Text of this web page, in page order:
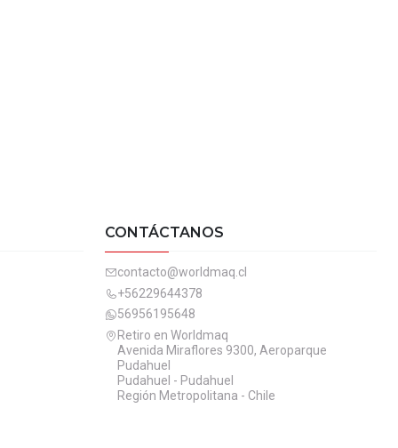
CONTÁCTANOS
contacto@worldmaq.cl
+56229644378
56956195648
Retiro en Worldmaq
Avenida Miraflores 9300, Aeroparque
Pudahuel
Pudahuel - Pudahuel
Región Metropolitana - Chile